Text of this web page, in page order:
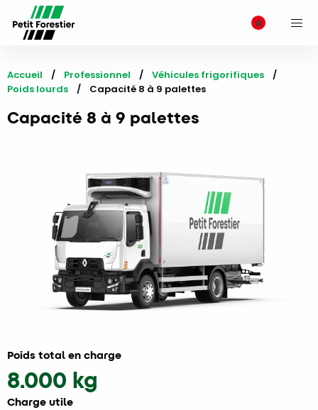
Accueil Professionnel
Véhicules frigorifiques
Poids lourds
Current:
Capacité 8 à 9 palettes
Capacité 8 à 9 palettes
Poids total en charge
8.000 kg
Charge utile